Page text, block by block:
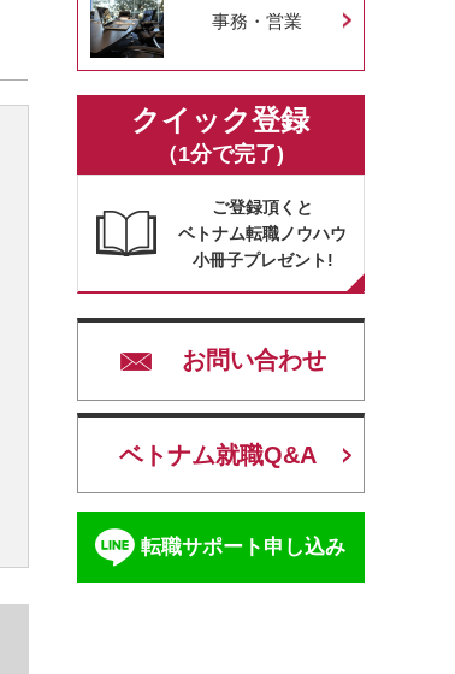
事務・営業
クイック登録
（1分で完了)
ご登録頂くと
ベトナム転職ノウハウ
小冊子プレゼント!
お問い合わせ
ベトナム就職Q&A
転職サポート申し込み